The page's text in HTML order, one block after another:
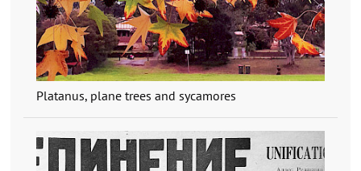
Platanus, plane trees and sycamores